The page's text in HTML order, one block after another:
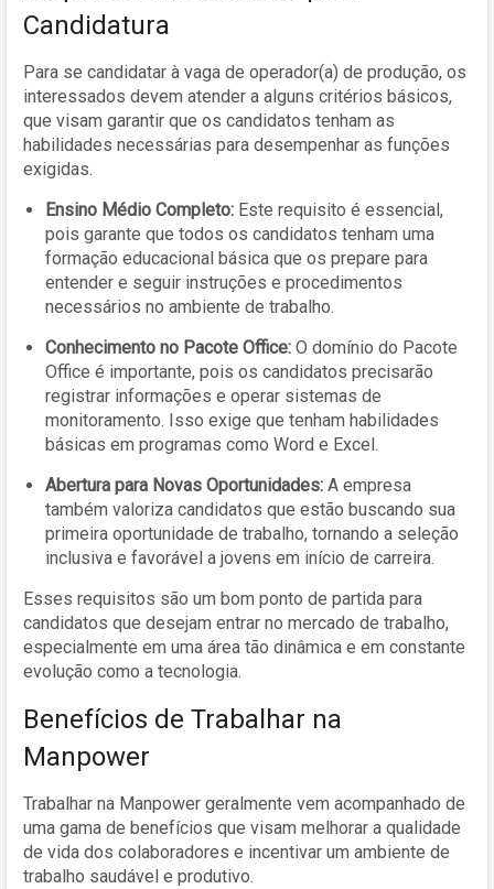
Candidatura
Para se candidatar à vaga de operador(a) de produção, os
interessados devem atender a alguns critérios básicos,
que visam garantir que os candidatos tenham as
habilidades necessárias para desempenhar as funções
exigidas.
Ensino Médio Completo: Este requisito é essencial,
pois garante que todos os candidatos tenham uma
formação educacional básica que os prepare para
entender e seguir instruções e procedimentos
necessários no ambiente de trabalho.
Conhecimento no Pacote Office: O domínio do Pacote
Office é importante, pois os candidatos precisarão
registrar informações e operar sistemas de
monitoramento. Isso exige que tenham habilidades
básicas em programas como Word e Excel.
Abertura para Novas Oportunidades: A empresa
também valoriza candidatos que estão buscando sua
primeira oportunidade de trabalho, tornando a seleção
inclusiva e favorável a jovens em início de carreira.
Esses requisitos são um bom ponto de partida para
candidatos que desejam entrar no mercado de trabalho,
especialmente em uma área tão dinâmica e em constante
evolução como a tecnologia.
Benefícios de Trabalhar na
Manpower
Trabalhar na Manpower geralmente vem acompanhado de
uma gama de benefícios que visam melhorar a qualidade
de vida dos colaboradores e incentivar um ambiente de
trabalho saudável e produtivo.